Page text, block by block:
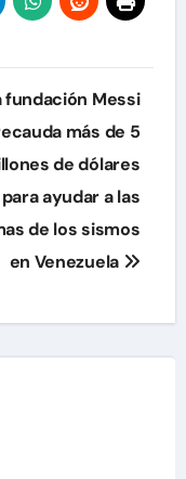
fundación Messi
más de 5
de dólares
para ayudar a las
de los sismos
en Venezuela